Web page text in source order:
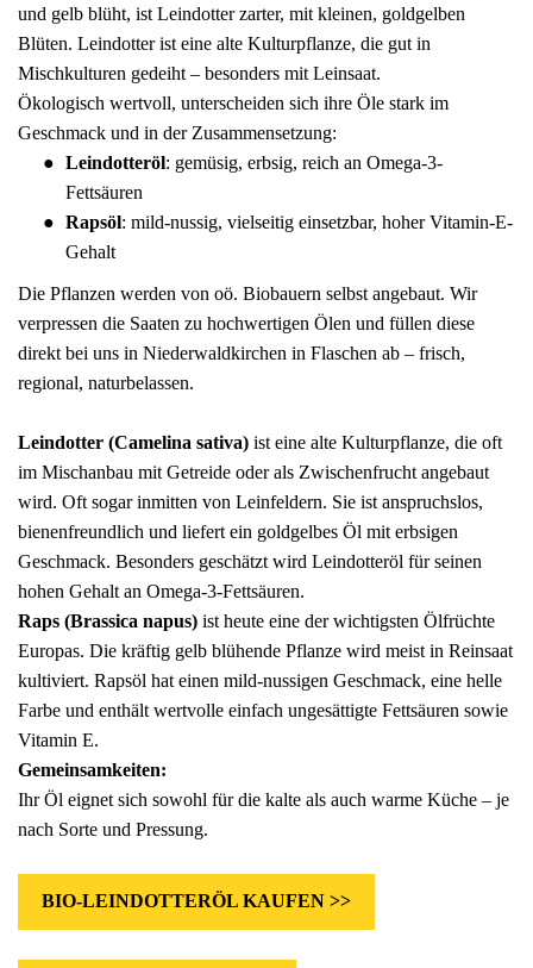
und gelb blüht, ist Leindotter zarter, mit kleinen, goldgelben
Blüten. Leindotter ist eine alte Kulturpflanze, die gut in
Mischkulturen gedeiht – besonders mit Leinsaat.
Ökologisch wertvoll, unterscheiden sich ihre Öle stark im
Geschmack und in der Zusammensetzung:
Leindotteröl: gemüsig, erbsig, reich an Omega-3-
Fettsäuren
Rapsöl: mild-nussig, vielseitig einsetzbar, hoher Vitamin-E-
Gehalt
Die Pflanzen werden von oö. Biobauern selbst angebaut. Wir
verpressen die Saaten zu hochwertigen Ölen und füllen diese
direkt bei uns in Niederwaldkirchen in Flaschen ab – frisch,
regional, naturbelassen.
Leindotter (Camelina sativa) ist eine alte Kulturpflanze, die oft
im Mischanbau mit Getreide oder als Zwischenfrucht angebaut
wird. Oft sogar inmitten von Leinfeldern. Sie ist anspruchslos,
bienenfreundlich und liefert ein goldgelbes Öl mit erbsigen
Geschmack. Besonders geschätzt wird Leindotteröl für seinen
hohen Gehalt an Omega-3-Fettsäuren.
Raps (Brassica napus) ist heute eine der wichtigsten Ölfrüchte
Europas. Die kräftig gelb blühende Pflanze wird meist in Reinsaat
kultiviert. Rapsöl hat einen mild-nussigen Geschmack, eine helle
Farbe und enthält wertvolle einfach ungesättigte Fettsäuren sowie
Vitamin E.
Gemeinsamkeiten:
Ihr Öl eignet sich sowohl für die kalte als auch warme Küche – je
nach Sorte und Pressung.
BIO-LEINDOTTERÖL KAUFEN >>